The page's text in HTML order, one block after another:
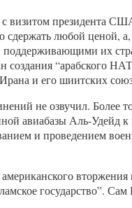
визитом президента
любой ценой,
их
“арабского
и его шиитских
не озвучил. Более
Аль-Удейд к
и проведением
государство”.